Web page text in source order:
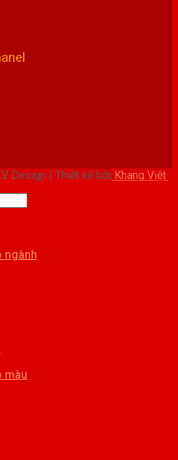
Design | Thiết kế bỡi Khang Việt·
ngành
màu